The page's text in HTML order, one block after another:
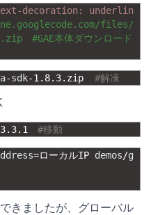
decoration: underlin
files/
　#GAE本体ダウンロード
-sdk-1.8.3.zip #解凍
#移動
=ローカルIP demos/g
きましたが、グローバル